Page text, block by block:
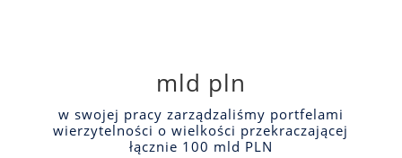
mld pln
w swojej pracy zarządzaliśmy portfelami
wierzytelności o wielkości przekraczającej
łącznie 100 mld PLN